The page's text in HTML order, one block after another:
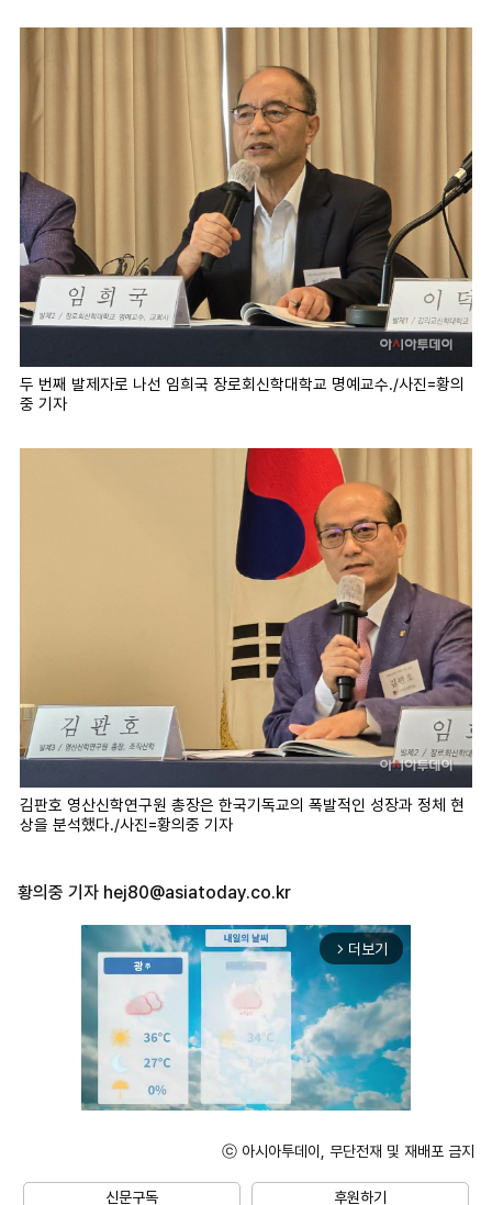
두 번째 발제자로 나선 임희국 장로회신학대학교 명예교수./사진=황의
중 기자
김판호 영산신학연구원 총장은 한국기독교의 폭발적인 성장과 정체 현
상을 분석했다./사진=황의중 기자
황의중 기자 hej80@asiatoday.co.kr
arrow_forward_ios 더보기
ⓒ 아시아투데이, 무단전재 및 재배포 금지
신문구독 후원하기